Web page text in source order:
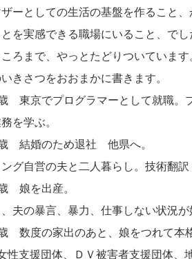
ーとしての生活の基盤を作ること
を実感できる職場にいること、で
ろまで、やっとたどりついていま
きさつをおおまかに書きます。
東京でプログラマーとして就職。
を学ぶ。
結婚のため退社 他県へ。
グ自営の夫と二人暮らし。技術翻
娘を出産。
夫の暴言、暴力、仕事しない状況
数度の家出のあと、娘をつれて本
支援団体、ＤＶ被害者支援団体、